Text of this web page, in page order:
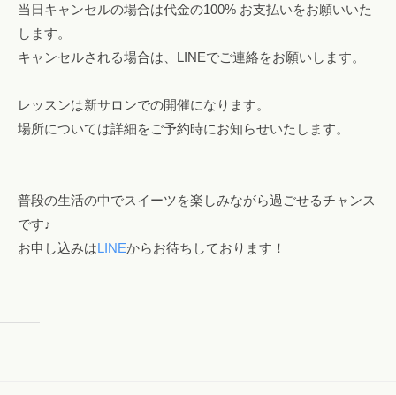
当日キャンセルの場合は代金の100% お支払いをお願いいた
します。
キャンセルされる場合は、LINEでご連絡をお願いします。
レッスンは新サロンでの開催になります。
場所については詳細をご予約時にお知らせいたします。
普段の生活の中でスイーツを楽しみながら過ごせるチャンス
です♪
お申し込みはLINEからお待ちしております！